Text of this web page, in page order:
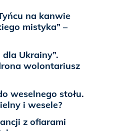
na kanwie
mistyka” –
Ukrainy”.
wolontariusz
weselnego stołu.
i wesele?
z ofiarami